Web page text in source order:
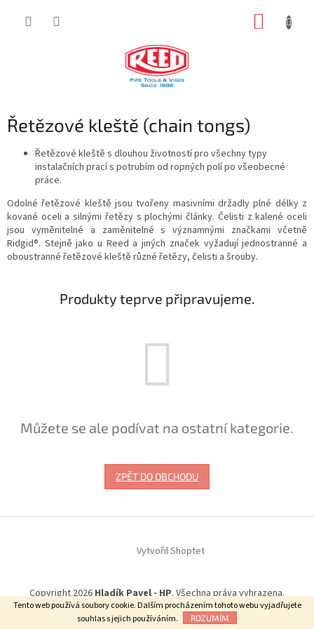
Tento web používá soubory cookie. Dalším procházením tohoto webu vyjadřujete
souhlas s jejich používáním.
ROZUMÍM
Řetězové kleště (chain tongs)
Řetězové kleště s dlouhou životností pro všechny typy
instalačních prací s potrubím od ropných polí po všeobecné
práce.
Odolné řetězové kleště jsou tvořeny masivními držadly plné délky z
kované oceli a silnými řetězy s plochými články. Čelisti z kalené oceli
jsou vyměnitelné a zaměnitelné s významnými značkami včetně
Ridgid®. Stejně jako u Reed a jiných značek vyžadují jednostranné a
oboustranné řetězové kleště různé řetězy, čelisti a šrouby.
Produkty teprve připravujeme.
Můžete se ale podívat na ostatní kategorie.
ZPĚT DO OBCHODU
í
Vytvořil Shoptet
Copyright 2026Hladík Pavel - HP. Všechna práva vyhrazena.